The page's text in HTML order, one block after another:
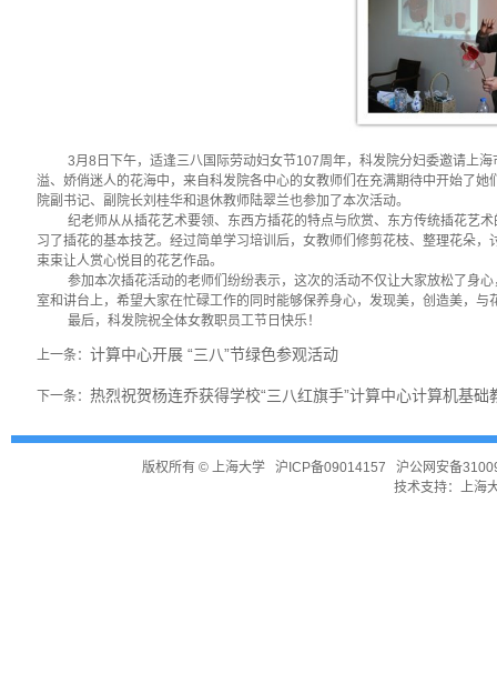
3月 8 日下午，适逢三八国际劳动妇女节107周年，科发院分妇委邀请上
溢、娇俏迷人的花海中，来自科发院各中心的女教师们在充满期待中开始了
院副书记、副院长刘桂华和退休教师陆翠兰也参加了本次活动。
纪老师从从插花艺术要领、东西方插花的特点与欣赏、东方传统插花艺
习了插花的基本技艺。经过简单学习培训后，女教师们修剪花枝、整理花朵
束束让人赏心悦目的花艺作品。
参加本次插花活动的老师们纷纷表示，这次的活动不仅让大家放松了身
室和讲台上，希望大家在忙碌工作的同时能够保养身心，发现美，创造美，与
最后，科发院祝全体女教职员工节日快乐！
上一条： 计算中心开展 “三八”节绿色参观活动
下一条： 热烈祝贺杨连乔获得学校“三八红旗手”计算中心计算机基础
版权所有 ©上海大学 沪ICP备09014157
沪公网安备
技术支持： 上海